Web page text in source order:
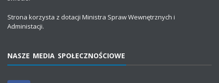
Strona korzysta z dotacji Ministra Spraw Wewnętrznych i
Administacji.
NASZE MEDIA SPOŁECZNOŚCIOWE